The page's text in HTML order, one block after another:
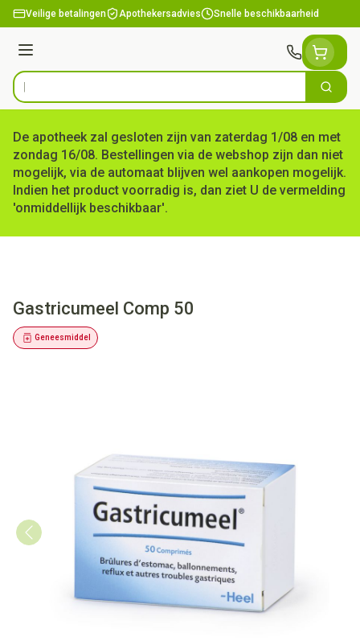
Ga naar de inhoud
Veilige betalingen Apothekersadvies Snelle beschikbaarheid
Menu
Product, merk, categorie... Zoek
De apotheek zal gesloten zijn van zaterdag 1/08 en met
zondag 16/08. Bestellingen via de webshop zijn dan niet
mogelijk, via de automaat blijven wel aankopen mogelijk.
Indien het product voorradig is, dan ziet U de vermelding
'onmiddellijk beschikbaar'.
Gastricumeel Comp 50
Geneesmiddel